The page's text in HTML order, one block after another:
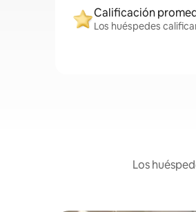
Calificación
Los huéspedes
Los